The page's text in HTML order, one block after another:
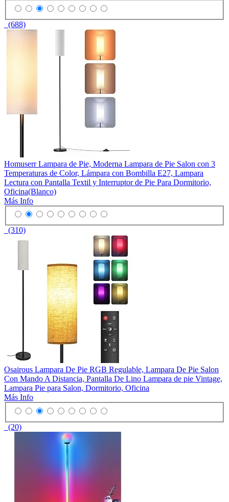
(688)
Homuserr Lampara de Pie, Moderna Lampara de Pie Salon con 3
Temperaturas de Color, Lámpara con Bombilla E27, Lampara
Lectura con Pantalla Textil y Interruptor de Pie Para Dormitorio,
Oficina(Blanco)
Más Info
(310)
Osairous Lampara De Pie RGB Regulable, Lampara De Pie Salon
Con Mando A Distancia, Pantalla De Lino Lampara de pie Vintage,
Lampara Pie para Salon, Dormitorio, Oficina
Más Info
(20)